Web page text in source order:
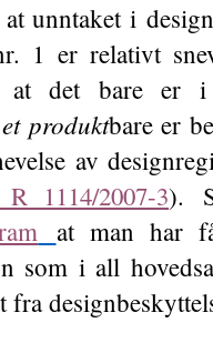
unntaket i
1 er relativt
at det bare er
produktbare er
av
1114/2007-3).
at man har
som i all
fra